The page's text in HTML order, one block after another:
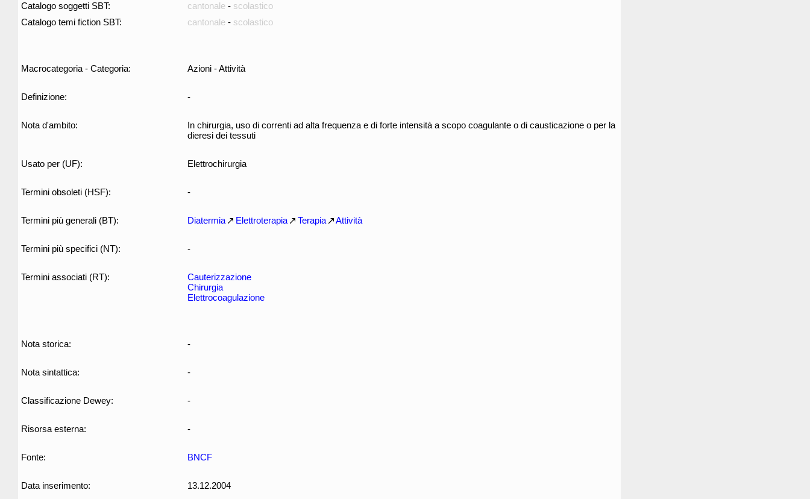
Catalogo soggetti SBT: cantonale - scolastico
Catalogo temi fiction SBT:
cantonale - scolastico
Macrocategoria - Categoria: Azioni - Attività
Definizione: -
Nota d'ambito:
In chirurgia, uso di correnti ad alta frequenza e di forte intensità a scopo coagulante o di causticazione o per la
dieresi dei tessuti
Usato per (UF): Elettrochirurgia
Termini obsoleti (HSF): -
Termini più generali (BT): Diatermia Elettroterapia Terapia Attività
Termini più specifici (NT): -
Termini associati (RT):
Cauterizzazione
Chirurgia
Elettrocoagulazione
Nota storica: -
Nota sintattica: -
Classificazione Dewey: -
Risorsa esterna: -
Fonte: BNCF
Data inserimento: 13.12.2004